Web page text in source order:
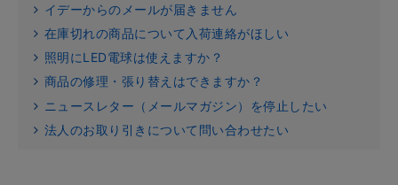
イデーからのメールが届きません
在庫切れの商品について入荷連絡がほしい
照明にLED電球は使えますか？
商品の修理・張り替えはできますか？
ニュースレター（メールマガジン）を停止したい
法人のお取り引きについて問い合わせたい